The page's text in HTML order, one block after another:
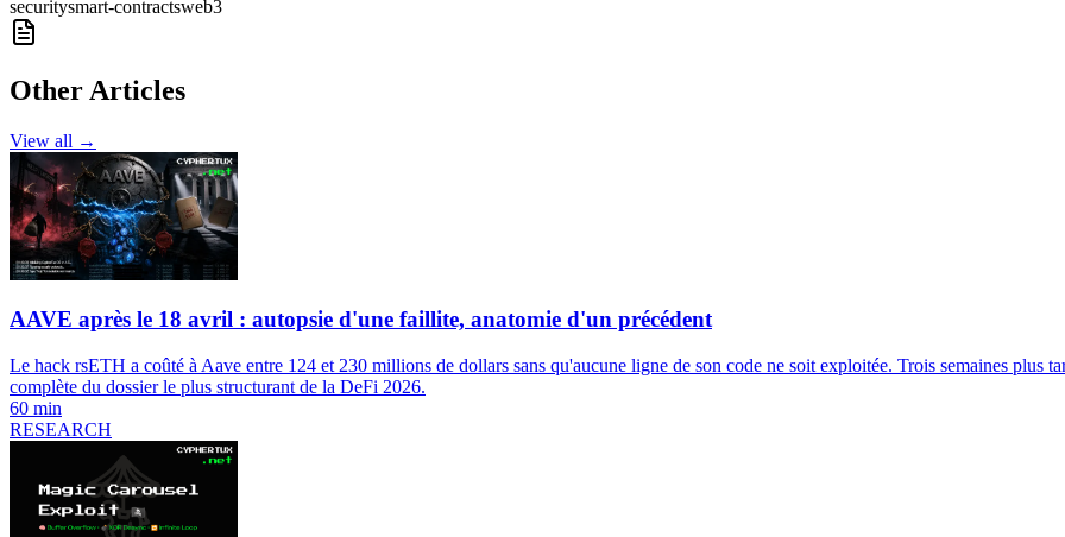
securitysmart-contractsweb3
Other Articles
View all →
AAVE après le 18 avril : autopsie d'une faillite, anatomie d'un précédent
Le hack rsETH a coûté à Aave entre 124 et 230 millions de dollars sans qu'aucune ligne de son code ne soit exploitée. Trois semaines plus
complète du dossier le plus structurant de la DeFi 2026.
60 min
RESEARCH